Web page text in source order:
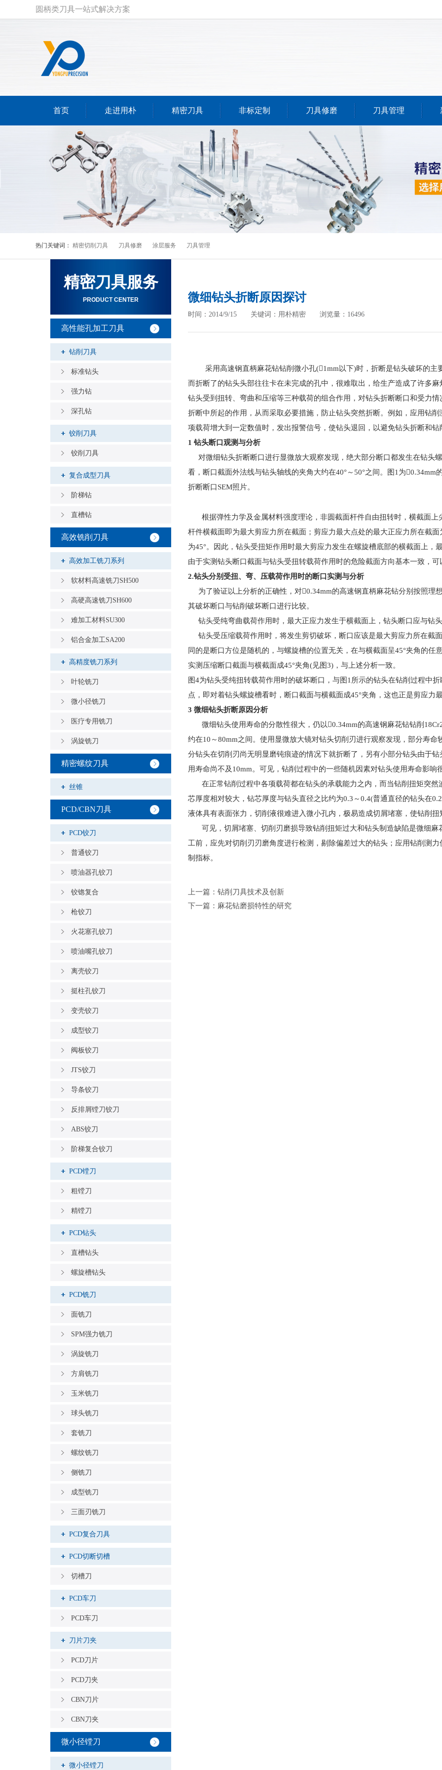
圆柄类刀具一站式解决方案
首页 走进用朴 精密刀具 非标定制 刀具修磨 刀具管理
热门关键词： 精密切削刀具 刀具修磨 涂层服务 刀具管理
精密刀具服务
PRODUCT CENTER
高性能孔加工刀具
钻削刀具
标准钻头
强力钻
深孔钻
铰削刀具
铰削刀具
复合成型刀具
阶梯钻
直槽钻
高效铣削刀具
高效加工铣刀系列
软材料高速铣刀SH500
高硬高速铣刀SH600
难加工材料SU300
铝合金加工SA200
高精度铣刀系列
叶轮铣刀
微小径铣刀
医疗专用铣刀
涡旋铣刀
精密螺纹刀具
丝锥
PCD/CBN刀具
PCD铰刀
普通铰刀
喷油器孔铰刀
铰锪复合
枪铰刀
火花塞孔铰刀
喷油嘴孔铰刀
离壳铰刀
挺柱孔铰刀
变壳铰刀
成型铰刀
阀板铰刀
JTS铰刀
导条铰刀
反排屑镗刀铰刀
ABS铰刀
阶梯复合铰刀
PCD镗刀
粗镗刀
精镗刀
PCD钻头
直槽钻头
螺旋槽钻头
PCD铣刀
面铣刀
SPM强力铣刀
涡旋铣刀
方肩铣刀
玉米铣刀
球头铣刀
套铣刀
螺纹铣刀
侧铣刀
成型铣刀
三面刃铣刀
PCD复合刀具
PCD切断切槽
切槽刀
PCD车刀
PCD车刀
刀片刀夹
PCD刀片
PCD刀夹
CBN刀片
CBN刀夹
微小径镗刀
微小径镗刀
微细钻头折断原因探讨
时间：2014/9/15 关键词：用朴精密 浏览量：16496
采用高速钢直柄麻花钻钻削微小孔(1mm以下)时，折断是钻头破坏的主
而折断了的钻头头部往往卡在未完成的孔中，很难取出，给生产造成了许多
钻头受到扭转、弯曲和压缩等三种载荷的组合作用，对钻头折断断口和受力
折断中所起的作用，从而采取必要措施，防止钻头突然折断。例如，应用钻
项载荷增大到一定数值时，发出报警信号，使钻头退回，以避免钻头折断和钻
1 钻头断口观测与分析
对微细钻头折断断口进行显微放大观察发现，绝大部分断口都发生在钻头
看，断口截面外法线与钻头轴线的夹角大约在40°～ 50°之间。图 1为0.34mm
折断断口SEM照片。
根据弹性力学及金属材料强度理论，非圆截面杆件自由扭转时，横截面
杆件横截面即为最大剪应力所在截面；剪应力最大点处的最大正应力所在截
为45°。因此，钻头受扭矩作用时最大剪应力发生在螺旋槽底部的横截面上，
由于实测钻头断口截面与钻头受扭转载荷作用时的危险截面方向基本一致，
2.钻头分别受扭、弯、压载荷作用时的断口实测与分析
为了验证以上分析的正确性，对0.34mm的高速钢直柄麻花钻分别按照理
其破坏断口与钻削破坏断口进行比较。
钻头受纯弯曲载荷作用时，最大正应力发生于横截面上，钻头断口应与钻
钻头受压缩载荷作用时，将发生剪切破坏，断口应该是最大剪应力所在截
同的是断口方位是随机的，与螺旋槽的位置无关，在与横截面呈45°夹角的任
实测压缩断口截面与横截面成45°夹角(见图3)，与上述分析一致。
图4为钻头受纯扭转载荷作用时的破坏断口，与图 1所示的钻头在钻削过程中
点，即对着钻头螺旋槽看时，断口截面与横截面成45°夹角，这也正是剪应力
3 微细钻头折断原因分析
微细钻头使用寿命的分散性很大，仍以0.34mm的高速钢麻花钻钻削
约在10 ～80mm之间。使用显微放大镜对钻头切削刃进行观察发现，部分寿
分钻头在切削刃尚无明显磨钝痕迹的情况下就折断了，另有小部分钻头由于
用寿命尚不及 10mm。可见，钻削过程中的一些随机因素对钻头使用寿命影响
在正常钻削过程中各项载荷都在钻头的承载能力之内，而当钻削扭矩突
芯厚度相对较大，钻芯厚度与钻头直径之比约为0.3 ～0.4(普通直径的钻头在0.2
液体具有表面张力，切削液很难进入微小孔内，极易造成切屑堵塞，使钻削
可见，切屑堵塞、切削刃磨损导致钻削扭矩过大和钻头制造缺陷是微细
工前，应先对切削刃刃磨角度进行检测，剔除偏差过大的钻头；应用钻削测
制指标。
上一篇： 钻削刀具技术及创新
下一篇： 麻花钻磨损特性的研究